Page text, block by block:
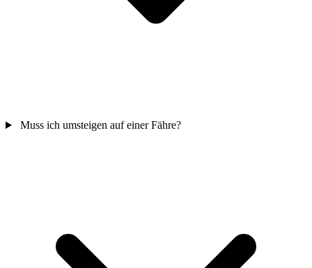
Muss ich umsteigen auf einer Fähre?